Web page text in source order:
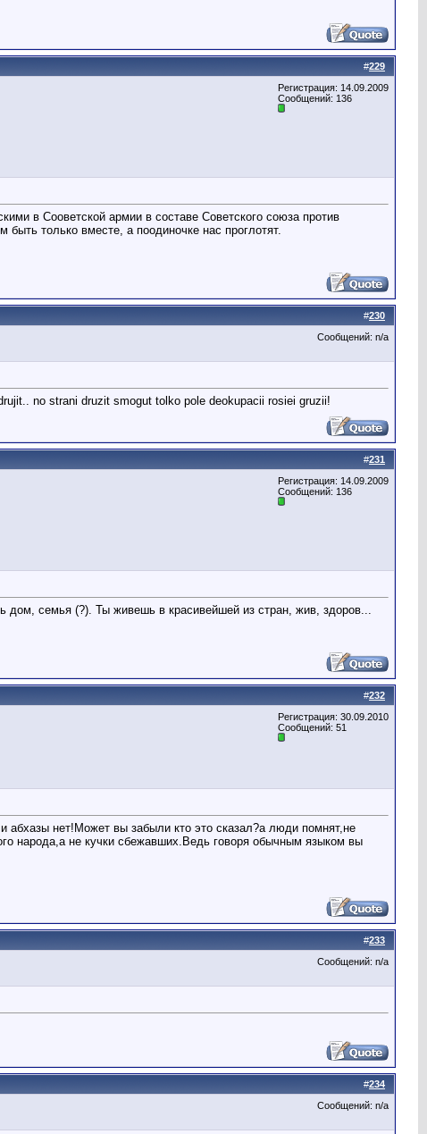
#229
Регистрация: 14.09.2009
Сообщений: 136
в Сооветской армии в составе Советского союза против
только вместе, а поодиночке нас проглотят.
#230
Сообщений: n/a
no strani druzit smogut tolko pole deokupacii rosiei gruzii!
#231
Регистрация: 14.09.2009
Сообщений: 136
дом, семья (?). Ты живешь в красивейшей из стран, жив, здоров...
#232
Регистрация: 30.09.2010
Сообщений: 51
абхазы нет!Может вы забыли кто это сказал?а люди помнят,не
народа,а не кучки сбежавших.Ведь говоря обычным языком вы
#233
Сообщений: n/a
#234
Сообщений: n/a